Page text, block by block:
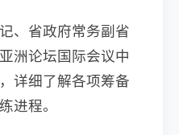
、省政府常务副省
洲论坛国际会议中
详细了解各项筹备
进程。